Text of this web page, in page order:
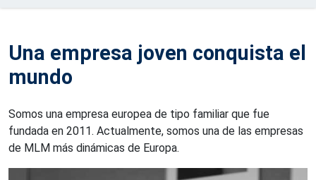
Una empresa joven conquista el
mundo
Somos una empresa europea de tipo familiar que fue
fundada en 2011. Actualmente, somos una de las empresas
de MLM más dinámicas de Europa.